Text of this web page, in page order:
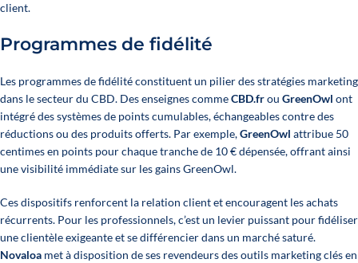
client.
Programmes de fidélité
Les programmes de fidélité constituent un pilier des stratégies marketing
dans le secteur du CBD. Des enseignes commeCBD.frou GreenOwl ont
intégré des systèmes de points cumulables, échangeables contre des
réductions ou des produits offerts. Par exemple,GreenOwl attribue 50
centimes en points pour chaque tranche de 10 € dépensée, offrant ainsi
une visibilité immédiate sur les gains GreenOwl.
Ces dispositifs renforcent la relation client et encouragent les achats
récurrents. Pour les professionnels, c’est un levier puissant pour fidéliser
une clientèle exigeante et se différencier dans un marché saturé.
Novaloa met à disposition de ses revendeurs des outils marketing clés en